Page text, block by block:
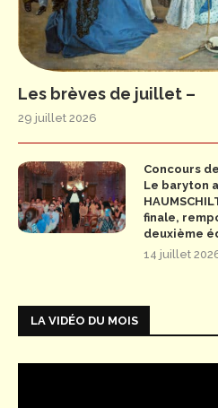
Les brèves de juillet –
29 juillet 2026
Concours
Le baryton
finale,
deuxième
14 juillet
LA VIDÉO DU MOIS